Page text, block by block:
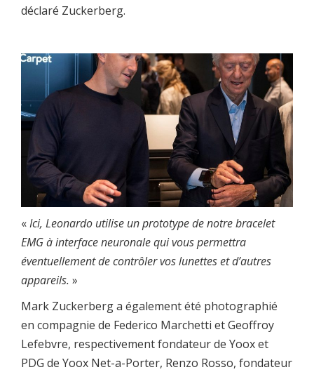
déclaré Zuckerberg.
«Ici, Leonardo utilise un prototype de notre bracelet
EMG à interface neuronale qui vous permettra
éventuellement de contrôler vos lunettes et d’autres
appareils. »
Mark Zuckerberg a également été photographié
en compagnie de Federico Marchetti et Geoffroy
Lefebvre, respectivement fondateur de Yoox et
PDG de Yoox Net-a-Porter, Renzo Rosso, fondateur